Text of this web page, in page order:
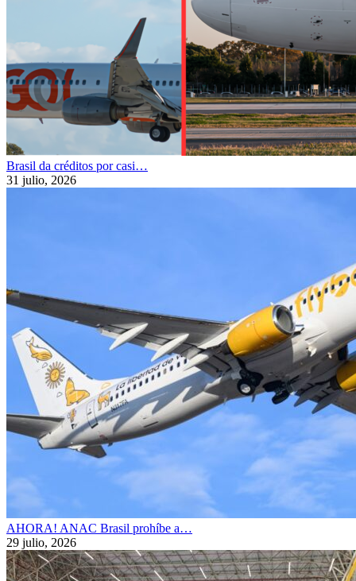
Brasil da créditos por casi…
31 julio, 2026
AHORA! ANAC Brasil prohíbe a…
29 julio, 2026